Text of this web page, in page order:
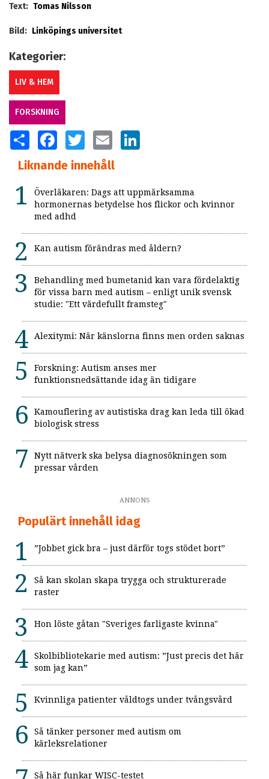
Text: Tomas Nilsson
Bild: Linköpings universitet
Kategorier:
LIV & HEM
FORSKNING
SHARE FACEBOOKTWITTER EMAIL
Liknande innehåll
Överläkaren: Dags att uppmärksamma
hormonernas betydelse hos flickor och kvinnor
med adhd
Kan autism förändras med åldern?
Behandling med bumetanid kan vara fördelaktig
för vissa barn med autism – enligt unik svensk
studie: "Ett värdefullt framsteg"
Alexitymi: När känslorna finns men orden saknas
Forskning: Autism anses mer
funktionsnedsättande idag än tidigare
Kamouflering av autistiska drag kan leda till ökad
biologisk stress
Nytt nätverk ska belysa diagnosökningen som
pressar vården
ANNONS
Populärt innehåll idag
”Jobbet gick bra – just därför togs stödet bort”
Så kan skolan skapa trygga och strukturerade
raster
Hon löste gåtan "Sveriges farligaste kvinna"
Skolbibliotekarie med autism: ”Just precis det här
som jag kan”
Kvinnliga patienter våldtogs under tvångsvård
Så tänker personer med autism om
kärleksrelationer
Så här funkar WISC-testet